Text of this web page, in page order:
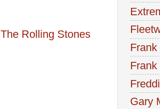
The Rolling Stones
Frank
Gary